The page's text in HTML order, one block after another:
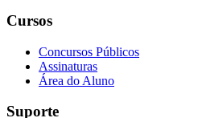
Cursos
Concursos Públicos
Assinaturas
Área do Aluno
Suporte